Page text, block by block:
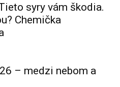
syry vám škodia.
Chemička
– medzi nebom a